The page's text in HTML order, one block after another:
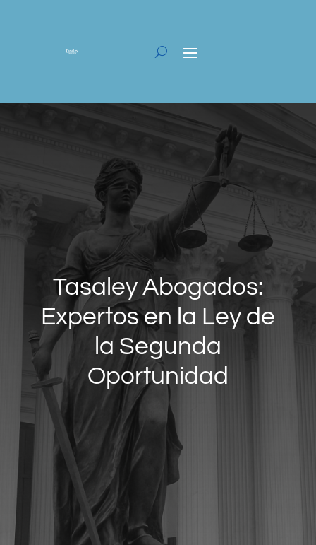
Tasaley Abogados:
Expertos en la Ley de
la Segunda
Oportunidad